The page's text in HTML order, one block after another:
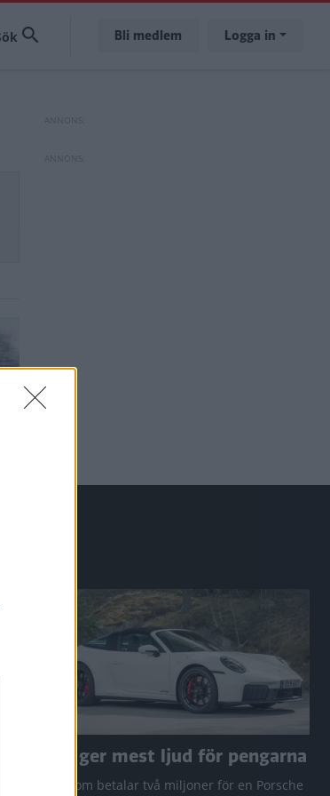
Bli medlem Logga in
Den ger mest ljud för pengarna
Den som betalar två miljoner för en Porsche